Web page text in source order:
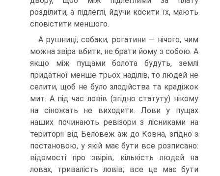
розділити, а підлеглі, йдучи косити їх, мають
сповістити меншого.
A рушниці, собаки, рогатини — нічого, чим
можна звіра вбити, не брати йому з собою. A
якщо між пущами болота будуть, землі
придатної менше трьох наділів, то людей не
селити, щоб не було злодійства та крадіжок
мит. A під час ловів (згідно статуту) нікому
на сіножать не виходити. Лови у пущах
наших починають ревізори з лісниками на
території від Беловеж аж до Ковна, згідно з
постановою, у якій має бути все розписано:
відомості про звірів, кількість людей на
ловах, тривалість ловів; все це має бути